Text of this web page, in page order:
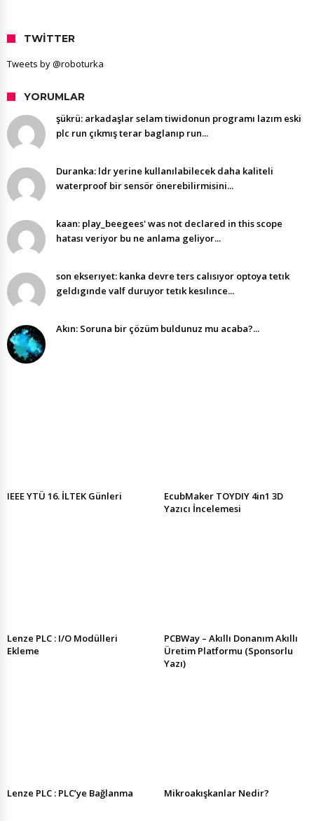
TWITTER
Tweets by @roboturka
YORUMLAR
şükrü: arkadaşlar selam tiwidonun programı lazım eski
plc run çıkmış terar baglanıp run...
Duranka: ldr yerine kullanılabilecek daha kaliteli
waterproof bir sensör önerebilirmisini...
kaan: play_beegees' was not declared in this scope
hatası veriyor bu ne anlama geliyor...
son ekserıyet: kanka devre ters calısıyor optoya tetık
geldıgınde valf duruyor tetık kesılınce...
Akın: Soruna bir çözüm buldunuz mu acaba?...
IEEE YTÜ 16. İLTEK Günleri
EcubMaker TOYDIY 4in1 3D
Yazıcı İncelemesi
Lenze PLC : I/O Modülleri
Ekleme
PCBWay – Akıllı Donanım Akıllı
Üretim Platformu (Sponsorlu
Yazı)
Lenze PLC : PLC’ye Bağlanma Mikroakışkanlar Nedir?